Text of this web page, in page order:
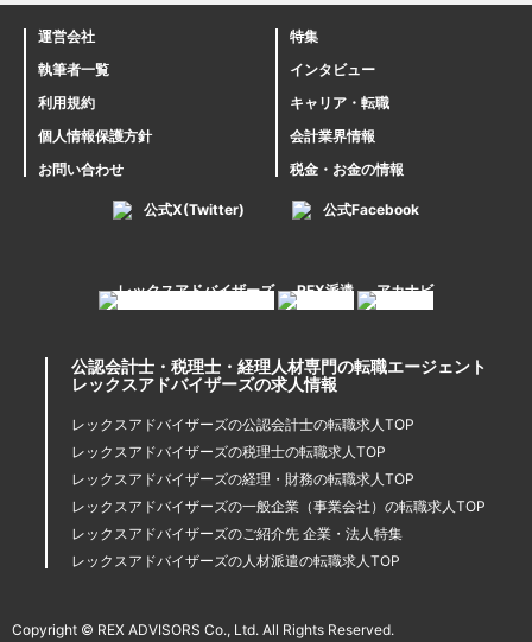
運営会社
執筆者一覧
利用規約
個人情報保護方針
お問い合わせ
特集
インタビュー
キャリア・転職
会計業界情報
税金・お金の情報
公式X(Twitter) 公式Facebook
公認会計士・税理士・経理人材専門の転職エージェント
レックスアドバイザーズの求人情報
レックスアドバイザーズの公認会計士の転職求人TOP
レックスアドバイザーズの税理士の転職求人TOP
レックスアドバイザーズの経理・財務の転職求人TOP
レックスアドバイザーズの一般企業（事業会社）の転職求人TOP
レックスアドバイザーズのご紹介先 企業・法人特集
レックスアドバイザーズの人材派遣の転職求人TOP
Copyright © REX ADVISORS Co., Ltd. All Rights Reserved.